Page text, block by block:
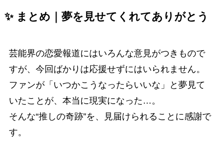
✨ まとめ｜夢を見せてくれてありがとう
芸能界の恋愛報道にはいろんな意見がつきもので
すが、今回ばかりは応援せずにはいられません。
ファンが「いつかこうなったらいいな」と夢見て
いたことが、本当に現実になった…。
そんな“推しの奇跡”を、見届けられることに感謝で
す。